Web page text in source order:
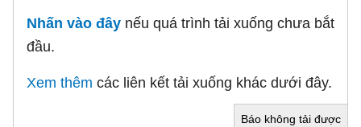
Nhấn vào đây nếu quá trình tải xuống chưa bắt
đầu.
Xem thêm các liên kết tải xuống khác dưới đây.
Báo không tải được